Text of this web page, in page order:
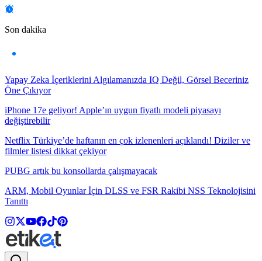
Son dakika
Yapay Zeka İçeriklerini Algılamanızda IQ Değil, Görsel Beceriniz
Öne Çıkıyor
iPhone 17e geliyor! Apple’ın uygun fiyatlı modeli piyasayı
değiştirebilir
Netflix Türkiye’de haftanın en çok izlenenleri açıklandı! Diziler ve
filmler listesi dikkat çekiyor
PUBG artık bu konsollarda çalışmayacak
ARM, Mobil Oyunlar İçin DLSS ve FSR Rakibi NSS Teknolojisini
Tanıttı